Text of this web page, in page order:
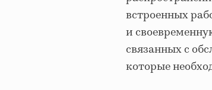
встроенных
и
связанных с
которые